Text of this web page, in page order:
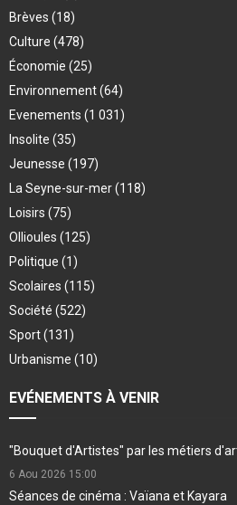
Brèves (18)
Culture (478)
Économie (25)
Environnement(64)
Evenements (1 031)
Insolite (35)
Jeunesse (197)
La Seyne-sur-mer(118)
Loisirs (75)
Ollioules (125)
Politique (1)
Scolaires (115)
Société (522)
Sport(131)
Urbanisme (10)
EVÉNEMENTS À VENIR
"Bouquet d'Artistes" par les métiers
6 Aou 2026 15:00
Séances de cinéma : Vaïana et Kayara